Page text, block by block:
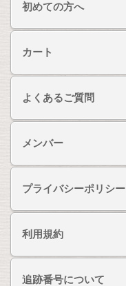
初めての方へ
カート
よくあるご質問
メンバー
プライバシーポリシー
利用規約
追跡番号について